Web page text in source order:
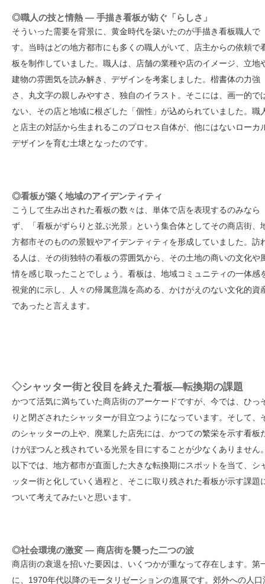
◎職人の技と情熱 — 手描き看板が紡ぐ「らしさ」
そういった需要を背景に、黄金時代を築いたのが手描き看板職人で
す。当時はどの地方都市にも多くの職人がいて、店主からの依頼で
板を制作していました。職人は、店舗の業種や店のイメージ、立地
建物の雰囲気を読み解き、デザインを考案しました。楷書体の力強
さ、丸文字の親しみやすさ、独自のイラスト。そこには、画一的で
ない、その店と地域に根ざした「個性」が込められていました。職
と店主の対話から生まれるこのプロセス自体が、他にはないローカ
デザインを育む土壌となったのです。
◎看板が築く地域のアイデンティティ
こうして生み出された看板の数々は、単体で店を表現するのみなら
ず、「看板がずらりと並ぶ光景」という集合体としてその商店街、
方都市そのものの景観やアイデンティティを形成していました。訪
る人は、その街独特の看板の雰囲気から、その土地の商いの文化や
情を感じ取ったことでしょう。看板は、地域コミュニティの一体感
視覚的に示し、人々の帰属意識を高める、かけがえのない文化的資
であったと言えます。
◇シャッター街と役目を終えた看板—転換期の課題
かつて活気に満ちていた商店街のアーケードですが、今では、ひっ
りと閉ざされたシャッターが目立つようになっています。そして、
のシャッターの上や、廃業した店先には、かつての繁栄を示す看板
けがぽつんと残されている光景を目にすることが少なくありません
以下では、地方都市が直面した大きな転換期にスポットを当て、シ
ッター街と化していく過程と、そこに取り残された看板が示す課題
ついて考えてみたいと思います。
◎社会環境の激変 — 商店街を襲った二つの波
商店街の衰退を招いた要因は、いくつかが重なって存在します。第
に、1970年代以降のモータリゼーションの進展です。郊外への人口